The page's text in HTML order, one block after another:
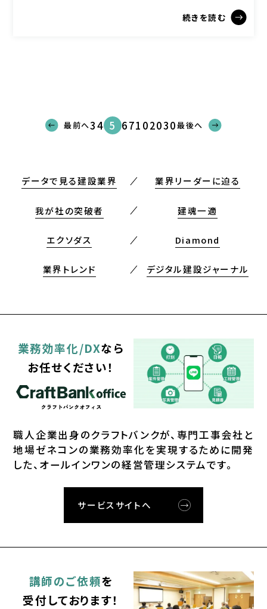
続きを読む
最前へ34 5 67102030最後へ
データで見る建設業界 業界リーダーに迫る
我が社の突破者 建魂一適
エクソダス Diamond
業界トレンド デジタル建設ジャーナル
業務効率化/DXなら
お任せください！
職⼈企業出⾝のクラフトバンクが、 専⾨⼯事会社と
地場ゼネコンの業務効率化を実現するために開発
した、オールインワンの経営管理システムです。
サービスサイトへ
講師のご依頼を
受付しております！